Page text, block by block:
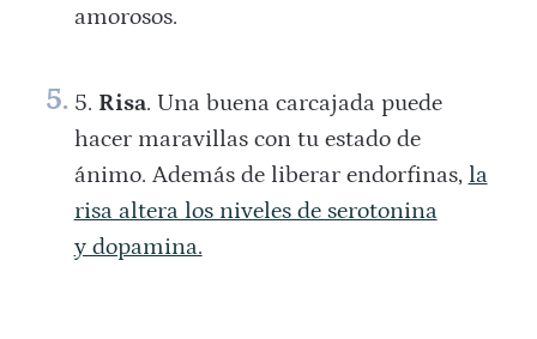
amorosos.
Risa. Una buena carcajada puede
hacer maravillas con tu estado de
ánimo. Además de liberar endorfinas, la
risa altera los niveles de serotonina
y dopamina.